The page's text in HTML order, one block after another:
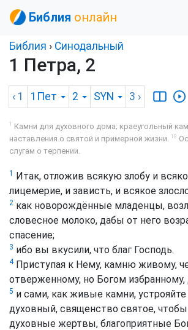
Библия онлайн
Библия › Синодальный
1 Петра, 2
‹ 1 1Пет 2 SYN 3 ›
1 Камни для духовного дома; краеугольный
наставления о святой и примерной жизни. 18
слугам о терпении.
1 Итак, отложив всякую злобу и
лицемерие, и зависть, и всякое
2 как новорождённые младенцы,
словесное молоко, дабы от него
спасение;
3 ибо вы вкусили, что благ Господь.
4Приступая к Нему, камню живому,
отверженному, но Богом избранному,
5 и сами, как живые камни,
духовный, священство святое,
духовные жертвы, благоприятные